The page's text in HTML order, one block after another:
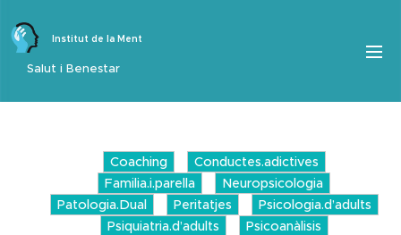
Institut de la Ment
Salut i Benestar
Coaching
Conductes.adictives
Familia.i.parella
Neuropsicologia
Patologia.Dual
Peritatjes
Psicologia.d’adults
Psiquiatria.d’adults
Psicoanàlisis